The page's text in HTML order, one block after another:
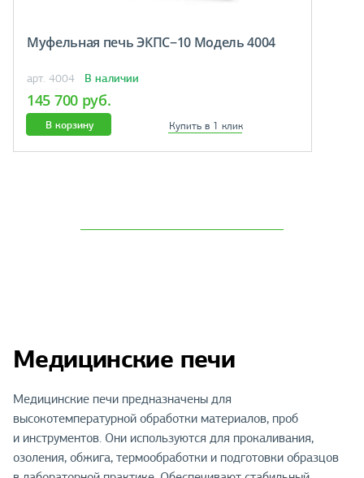
Муфельная печь ЭКПС−10 Модель 4004
арт. 4004 В наличии
145 700 руб.
В корзину Купить в 1 клик
Медицинские печи
Медицинские печи предназначены для
высокотемпературной обработки материалов, проб
и инструментов. Они используются для прокаливания,
озоления, обжига, термообработки и подготовки образцов